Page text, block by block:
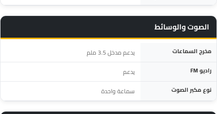
الصوت والوسائط
المواصفة التفاصيل
مخرج السماعات يدعم مدخل 3.5 ملم
راديو FM يدعم
نوع مكبر الصوت سماعة واحدة